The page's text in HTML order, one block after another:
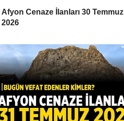
Afyon Cenaze İlanları 30 Temmuz
2026